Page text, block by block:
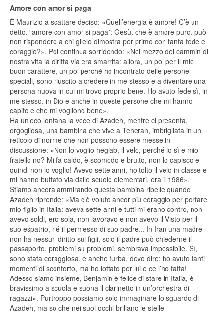
Amore con amor si paga
È Maurizio a scattare deciso: «Quell’energia è amore! C’è un
detto, “amore con amor si paga”; Gesù, che è amore puro, può
non rispondere a chi glielo dimostra per primo con tanta fede e
coraggio?». Poi continua sorridendo: «Nel mezzo del cammin di
nostra vita la diritta via era smarrita: allora, un po’ per il mio
buon carattere, un po’ perché ho incontrato delle persone
speciali, sono riuscito a credere in me stesso e a diventare una
persona nuova in cui mi trovo proprio bene. Ho avuto fede sì, in
me stesso, in Dio e anche in queste persone che mi hanno
capito e che mi vogliono bene».
Ha un’eco lontana la voce di Azadeh, mentre ci presenta,
orgogliosa, una bambina che vive a Teheran, imbrigliata in un
reticolo di norme che non possono essere messe in
discussione: «Non lo voglio hegiab, il velo, perché io sì e mio
fratello no? Mi fa caldo, è scomodo e brutto, non lo capisco e
quindi non lo voglio! Avevo sette anni, ho tolto il velo in classe e
mi hanno buttato via dalle scuole elementari, era il 1986».
Stiamo ancora ammirando questa bambina ribelle quando
Azadeh riprende: «Ma c’è voluto ancor più coraggio per portare
mio figlio in Italia: aveva sette anni e tutti mi erano contro, non
avevo soldi, ero sola, non lavoravo e non avevo il Visto per il
suo espatrio, né il permesso di suo padre... In Iran una madre
non ha nessun diritto sui figli, solo il padre può chiederne il
passaporto, problemi su problemi, sembrava impossibile. Sì,
sono stata coraggiosa, e anche furba, devo dire; ho avuto tanti
momenti di sconforto, ma ho lottato per lui e ce l’ho fatta!
Adesso siamo insieme, Benjamin è felice di stare in Italia, è
bravissimo a scuola e suona il clarinetto in un’orchestra di
ragazzi». Purtroppo possiamo solo immaginare lo sguardo di
Azadeh, ma so che nei suoi occhi brillano le stelle.